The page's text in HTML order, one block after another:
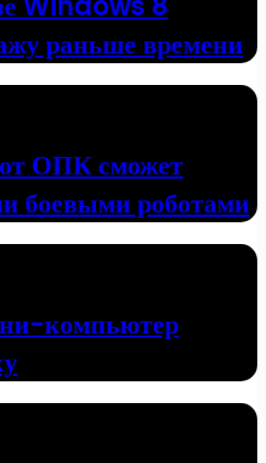
раньше времени
ОПК сможет
боевыми роботами
компьютер